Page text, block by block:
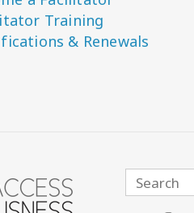
Training
& Renewals